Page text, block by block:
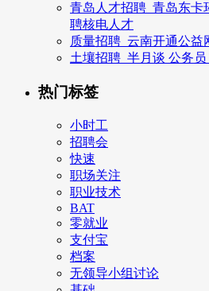
青岛人才招聘_青岛东卡
聘核电人才
质量招聘_云南开通公益
土壤招聘_半月谈 公务
热门标签
小时工
招聘会
快速
职场关注
职业技术
BAT
零就业
支付宝
档案
无领导小组讨论